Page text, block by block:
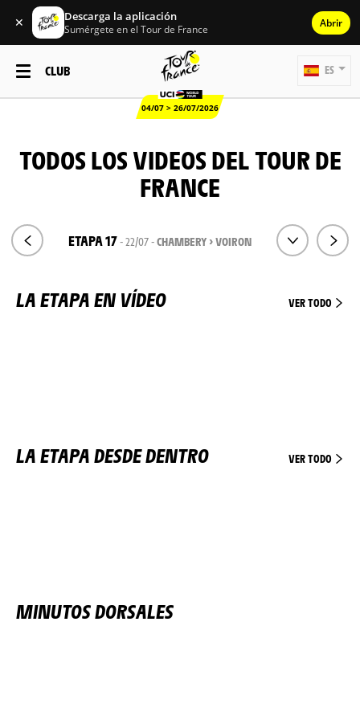
✕ Descarga la aplicación
Sumérgete en el Tour de France Abrir
CLUB
04/07 > 26/07/2026
ES
TODOS LOS VIDEOS DEL TOUR DE
FRANCE
ETAPA 17- 22/07 -CHAMBERY > VOIRON
LA ETAPA EN VÍDEO VER TODO
LA ETAPA DESDE DENTRO VER TODO
MINUTOS DORSALES